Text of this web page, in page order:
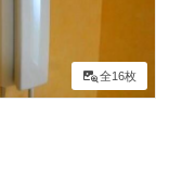
全16枚